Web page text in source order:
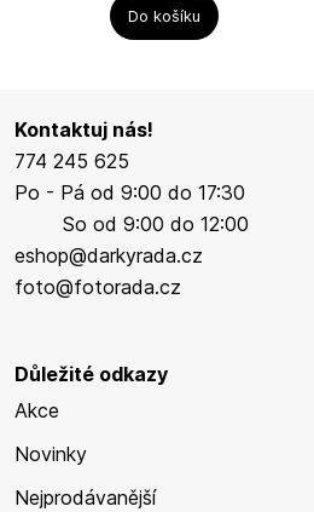
Do košíku
Kontaktuj nás!
774 245 625
Po - Pá od 9:00 do 17:30
So od 9:00 do 12:00
eshop@darkyrada.cz
foto@fotorada.cz
Důležité odkazy
Akce
Novinky
Nejprodávanější